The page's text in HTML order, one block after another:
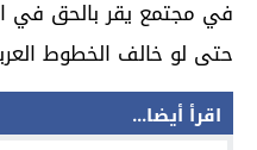
في مجتمع يقر بالحق في
حتى لو خالف الخطوط
اقرأ أيضا...